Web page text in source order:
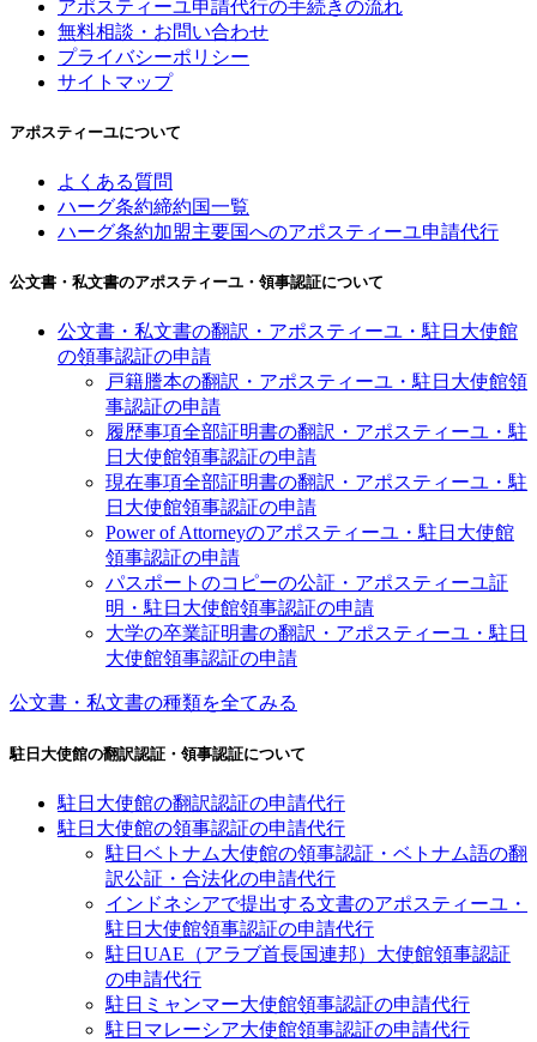
アポスティーユ申請代行の手続きの流れ
無料相談・お問い合わせ
プライバシーポリシー
サイトマップ
アポスティーユについて
よくある質問
ハーグ条約締約国一覧
ハーグ条約加盟主要国へのアポスティーユ申請代行
公文書・私文書のアポスティーユ・領事認証について
公文書・私文書の翻訳・アポスティーユ・駐日大使館
の領事認証の申請
戸籍謄本の翻訳・アポスティーユ・駐日大使館領
事認証の申請
履歴事項全部証明書の翻訳・アポスティーユ・駐
日大使館領事認証の申請
現在事項全部証明書の翻訳・アポスティーユ・駐
日大使館領事認証の申請
Power of Attorneyのアポスティーユ・駐日大使館
領事認証の申請
パスポートのコピーの公証・アポスティーユ証
明・駐日大使館領事認証の申請
大学の卒業証明書の翻訳・アポスティーユ・駐日
大使館領事認証の申請
公文書・私文書の種類を全てみる
駐日大使館の翻訳認証・領事認証について
駐日大使館の翻訳認証の申請代行
駐日大使館の領事認証の申請代行
駐日ベトナム大使館の領事認証・ベトナム語の翻
訳公証・合法化の申請代行
インドネシアで提出する文書のアポスティーユ・
駐日大使館領事認証の申請代行
駐日UAE（アラブ首長国連邦）大使館領事認証
の申請代行
駐日ミャンマー大使館領事認証の申請代行
駐日マレーシア大使館領事認証の申請代行